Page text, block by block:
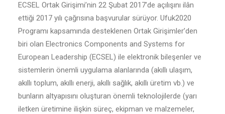
Site içi arama
ECSEL Ortak Girişimi’nin 22 Şubat 2017’de açılışını ilân
ettiği 2017 yılı çağrısına başvurular sürüyor. Ufuk2020
Programı kapsamında desteklenen Ortak Girişimler’den
biri olan Electronics Components and Systems for
European Leadership (ECSEL) ile elektronik bileşenler ve
sistemlerin önemli uygulama alanlarında (akıllı ulaşım,
akıllı toplum, akıllı enerji, akıllı sağlık, akıllı üretim vb.) ve
bunların altyapısını oluşturan önemli teknolojilerde (yarı
iletken üretimine ilişkin süreç, ekipman ve malzemeler,